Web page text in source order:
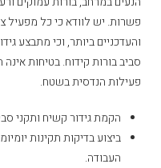
פשרות. יש לוודא כי כל מפעיל
והעדכניים ביותר, וכי מתבצע
סביב בורות קידוח. בטיחות
פעילות הנדסית בשטח.
הקמת גידור קשיח ותקני
ביצוע בדיקות תקינות
העבודה.